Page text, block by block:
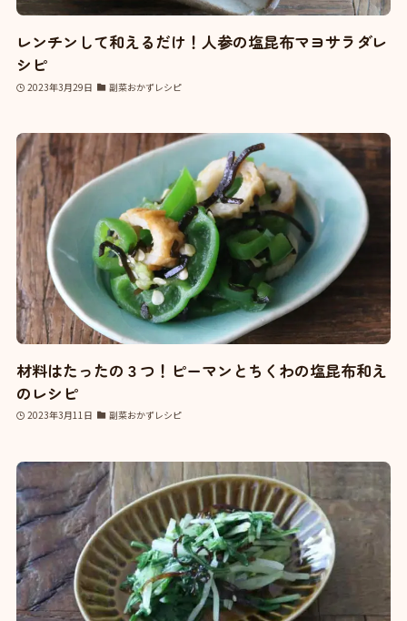
レンチンして和えるだけ！人参の塩昆布マヨサラダレ
シピ
2023年3月29日 副菜おかずレシピ
材料はたったの３つ！ピーマンとちくわの塩昆布和え
のレシピ
2023年3月11日 副菜おかずレシピ